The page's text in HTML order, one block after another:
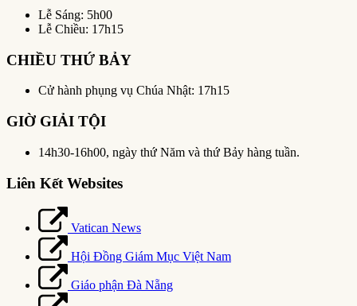
Lễ Sáng: 5h00
Lễ Chiều: 17h15
CHIỀU THỨ BẢY
Cử hành phụng vụ Chúa Nhật: 17h15
GIỜ GIẢI TỘI
14h30-16h00, ngày thứ Năm và thứ Bảy hàng tuần.
Liên Kết Websites
Vatican News
Hội Đồng Giám Mục Việt Nam
Giáo phận Đà Nẵng